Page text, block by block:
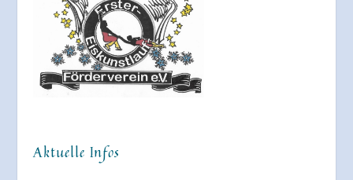
Aktuelle Infos